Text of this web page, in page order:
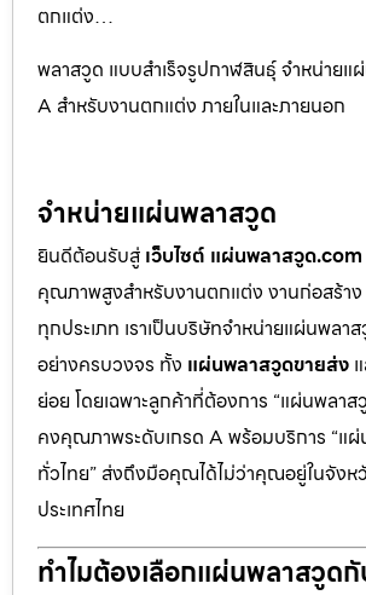
ตกแต่ง…
พลาสวูด แบบสำเร็จรูปกาฬสินธุ์ จำหน่ายแ
A สำหรับงานตกแต่ง ภายในและภายนอก
จำหน่ายแผ่นพลาสวูด
ยินดีต้อนรับสู่ เว็บไซต์ แผ่นพลาสวูด.com
คุณภาพสูงสำหรับงานตกแต่ง งานก่อสร้าง
ทุกประเภท เราเป็นบริษัทจำหน่ายแผ่นพลา
อย่างครบวงจร ทั้ง แผ่นพลาสวูดขายส่ง
ย่อย โดยเฉพาะลูกค้าที่ต้องการ “แผ่นพลา
คงคุณภาพระดับเกรด A พร้อมบริการ “แ
ทั่วไทย” ส่งถึงมือคุณได้ไม่ว่าคุณอยู่ในจังห
ประเทศไทย
ทำไมต้องเลือกแผ่นพลาสวูดกั